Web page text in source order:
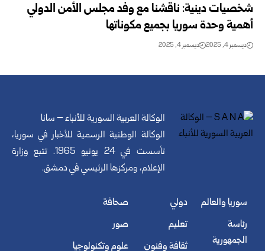
شخصيات دينية: ناقشنا مع وفد مجلس الأمن الدولي
أهمية وحدة سوريا بجميع مكوناتها
ديسمبر 4, 2025 ديسمبر 4, 2025
الوكالة العربية السورية للأنباء – سانا
الوكالة الوطنية الرسمية للأخبار في سوريا،
تأسست في 24 يونيو 1965. تتبع وزارة
الإعلام، ومركزها الرئيسي في دمشق.
سوريا والعالم
رئاسة
الجمهورية
دولي
تعليم
ثقافة وفنون
صحافة
صور
علوم وتكنولوجيا